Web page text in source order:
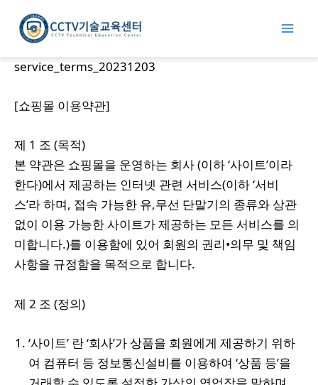
service_terms_20231203
[쇼핑몰 이용약관]
제 1 조 (목적)
본 약관은 쇼핑몰을 운영하는 회사 (이하 ‘사이트’이라
한다)에서 제공하는 인터넷 관련 서비스(이하 ‘서비
스’라 하며, 접속 가능한 유,무선 단말기의 종류와 상관
없이 이용 가능한 사이트가 제공하는 모든 서비스를 의
미합니다.)를 이용함에 있어 회원의 권리•의무 및 책임
사항을 규정함을 목적으로 합니다.
제 2 조 (정의)
‘사이트’ 란 ‘회사’가 상품을 회원에게 제공하기 위하
여 컴퓨터 등 정보통신설비를 이용하여 ‘상품 등’을